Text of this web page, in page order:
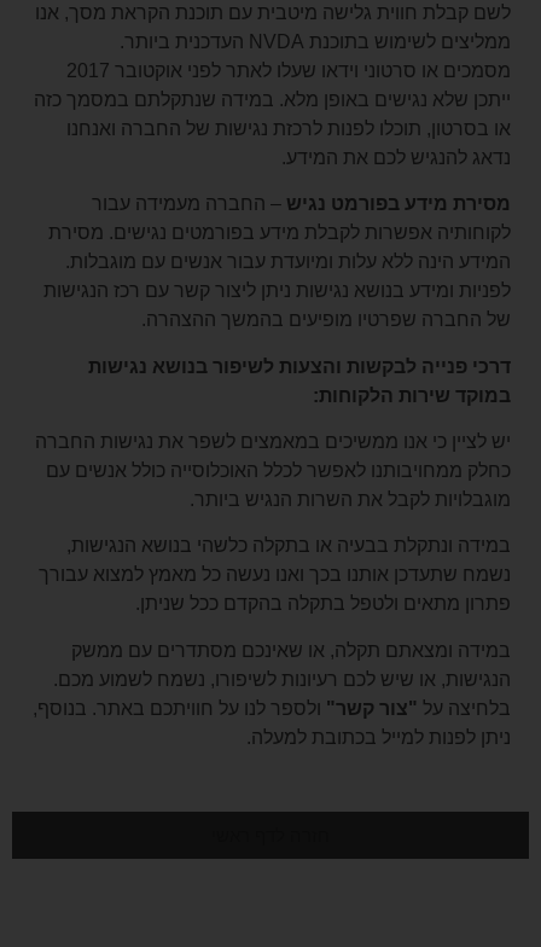
לשם קבלת חווית גלישה מיטבית עם תוכנת הקראת מסך, אנו
ממליצים לשימוש בתוכנת NVDA העדכנית ביותר.
מסמכים או סרטוני וידאו שעלו לאתר לפני אוקטובר 2017
ייתכן שלא נגישים באופן מלא. במידה שנתקלתם במסמך כזה
או בסרטון, תוכלו לפנות לרכזת נגישות של החברה ואנחנו
נדאג להנגיש לכם את המידע.
מסירת מידע בפורמט נגיש – החברה מעמידה עבור
לקוחותיה אפשרות לקבלת מידע בפורמטים נגישים. מסירת
המידע הינה ללא עלות ומיועדת עבור אנשים עם מוגבלות.
לפניות ומידע בנושא נגישות ניתן ליצור קשר עם רכז הנגישות
של החברה שפרטיו מופיעים בהמשך ההצהרה.
דרכי פנייה לבקשות והצעות לשיפור בנושא נגישות
במוקד שירות הלקוחות:
יש לציין כי אנו ממשיכים במאמצים לשפר את נגישות החברה
כחלק ממחויבותנו לאפשר לכלל האוכלוסייה כולל אנשים עם
מוגבלויות לקבל את השרות הנגיש ביותר.
במידה ונתקלת בבעיה או בתקלה כלשהי בנושא הנגישות,
נשמח שתעדכן אותנו בכך ואנו נעשה כל מאמץ למצוא עבורך
פתרון מתאים ולטפל בתקלה בהקדם ככל שניתן.
במידה ומצאתם תקלה, או שאינכם מסתדרים עם ממשק
הנגישות, או שיש לכם רעיונות לשיפורו, נשמח לשמוע מכם.
בלחיצה על "צור קשר" ולספר לנו על חוויתכם באתר. בנוסף,
ניתן לפנות למייל בכתובת למעלה.